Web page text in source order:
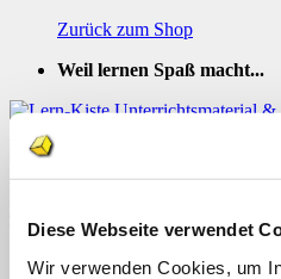
Diese Webseite verwendet
Wir verwenden Cookies, um
Zurück zum Shop
Weil lernen Spaß macht...
TEACCH Das
100 2